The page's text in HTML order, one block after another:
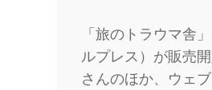
「旅のトラウマ舎
ルプレス）が販売
さんのほか、ウェ